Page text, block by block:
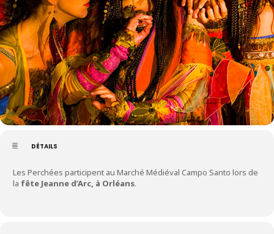
DÉTAILS
Les Perchées participent au Marché Médiéval Campo Santo lors de
la fête Jeanne d’Arc, à Orléans.